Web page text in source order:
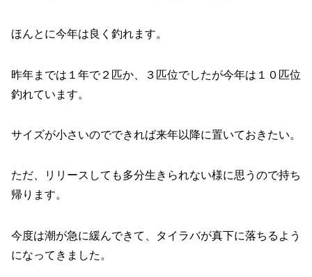
ほんとに今年は良く釣れます。
昨年までは１年で２匹か、３匹位でしたが今年は１０匹位
釣れています。
サイズが小さいのでできれば来年以降に置いておきたい。
ただ、リリースしても多分生きられない様に思うので持ち
帰ります。
今度は潮が急に緩んできて、タイラバが真下に落ちるよう
になってきました。